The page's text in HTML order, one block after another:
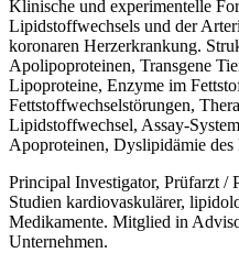
Klinische und experimentelle
Lipidstoffwechsels und der
koronaren Herzerkrankung.
Apolipoproteinen, Transgene
Lipoproteine, Enzyme im
Fettstoffwechselstörungen,
Lipidstoffwechsel, Assay-
Apoproteinen, Dyslipidämie des
Principal Investigator, Prüfarzt /
Studien kardiovaskulärer,
Medikamente. Mitglied in
Unternehmen.